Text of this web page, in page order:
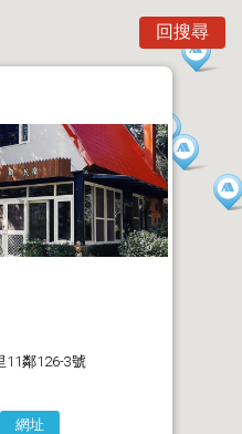
回搜尋
11鄰126-3號
網址